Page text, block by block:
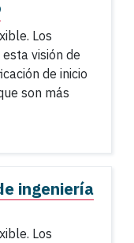
Los
visión de
de inicio
son más
ingeniería
Los